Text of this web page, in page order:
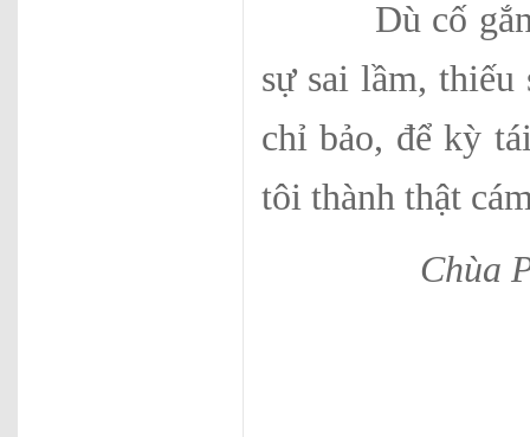
Dù cố gắng
sự sai lầm,
chỉ bảo, để kỳ
tôi thành thật
Chùa